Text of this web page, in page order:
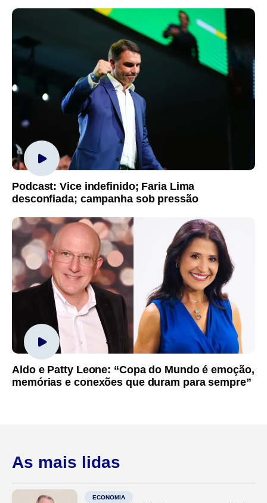
Podcast: Vice indefinido; Faria Lima
desconfiada; campanha sob pressão
Aldo e Patty Leone: “Copa do Mundo é emoção,
memórias e conexões que duram para sempre”
As mais lidas
ECONOMIA